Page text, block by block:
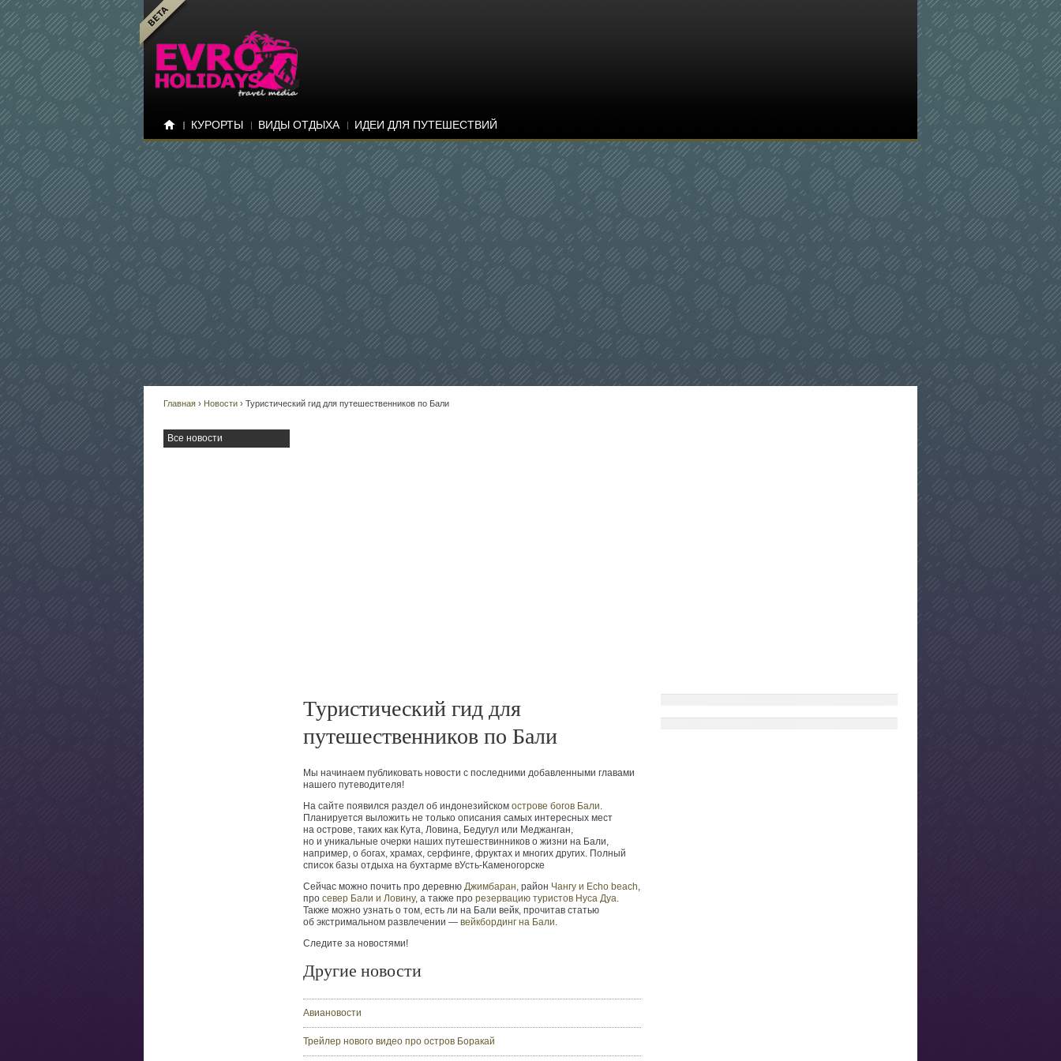
КУРОРТЫ ВИДЫ ОТДЫХА ИДЕИ ДЛЯ ПУТЕШЕСТВИЙ
Главная › Новости › Туристический гид для путешественников по Бали
Туристический гид для
путешественников по Бали
Мы начинаем публиковать новости с последними добавленными главами
нашего путеводителя!
На сайте появился раздел об индонезийском острове богов Бали.
Планируется выложить не только описания самых интересных мест
на острове, таких как Кута, Ловина, Бедугул или Меджанган,
но и уникальные очерки наших путешествинников о жизни на Бали,
например, о богах, храмах, серфинге, фруктах и многих других. Полный
список базы отдыха на бухтарме вУсть-Каменогорске
Сейчас можно почить про деревню Джимбаран, район Чангу и Echo beach,
про север Бали и Ловину, а также про резервацию туристов Нуса Дуа.
Также можно узнать о том, есть ли на Бали вейк, прочитав статью
об экстримальном развлечении — вейкбординг на Бали.
Следите за новостями!
Другие новости
Авиановости
Трейлер нового видео про остров Боракай
Все новости